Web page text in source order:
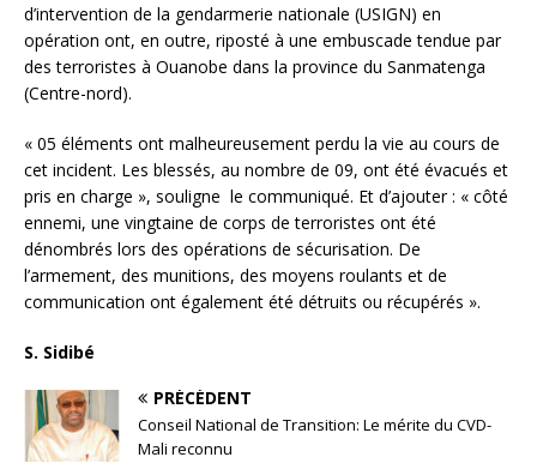
d’intervention de la gendarmerie nationale (USIGN) en
opération ont, en outre, riposté à une embuscade tendue par
des terroristes à Ouanobe dans la province du Sanmatenga
(Centre-nord).
« 05 éléments ont malheureusement perdu la vie au cours de
cet incident. Les blessés, au nombre de 09, ont été évacués et
pris en charge », souligne le communiqué. Et d’ajouter : « côté
ennemi, une vingtaine de corps de terroristes ont été
dénombrés lors des opérations de sécurisation. De
l’armement, des munitions, des moyens roulants et de
communication ont également été détruits ou récupérés ».
S. Sidibé
PRÉCÉDENT
Conseil National de Transition: Le mérite du CVD-
Mali reconnu